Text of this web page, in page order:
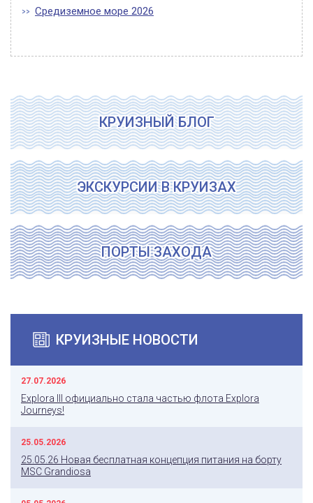
Средиземное море 2026
КРУИЗНЫЙ БЛОГ
ЭКСКУРСИИ В КРУИЗАХ
ПОРТЫ ЗАХОДА
КРУИЗНЫЕ НОВОСТИ
27.07.2026
Explora III официально стала частью флота Explora
Journeys!
25.05.2026
25.05.26 Новая бесплатная концепция питания на борту
MSC Grandiosa